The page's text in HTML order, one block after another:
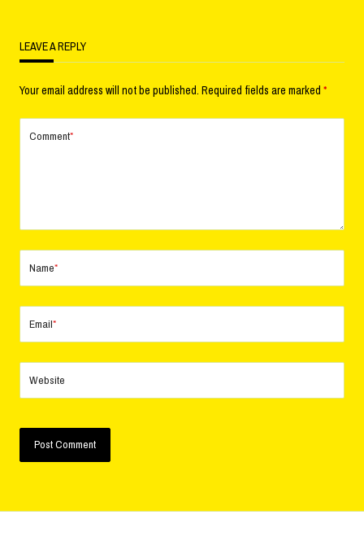
LEAVE A REPLY
Your email address will not be published. Required fields are marked *
Comment*
Name*
Email*
Website